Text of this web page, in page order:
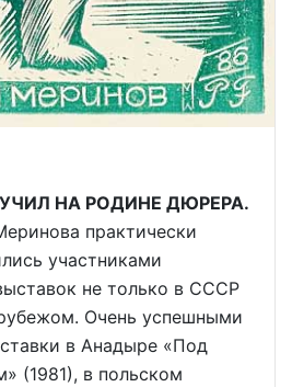
НА РОДИНЕ ДЮРЕРА.
практически
участниками
не только в СССР
Очень успешными
в Анадыре «Под
(1981), в польском